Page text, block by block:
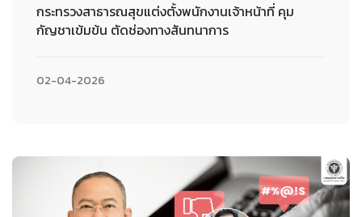
กระทรวงสาธารณสุขแต่งตั้งพนักงานเจ้าหน้าที่ คุม
กัญชาเข้มข้น ตัดช่องทางสันทนาการ
02-04-2026